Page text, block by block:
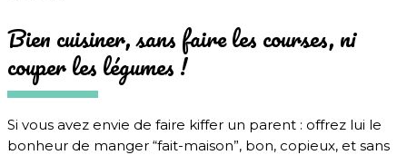
Bien cuisiner, sans faire les courses, ni
couper les légumes !
Si vous avez envie de faire kiffer un parent : offrez lui le
bonheur de manger “fait-maison”, bon, copieux, et sans